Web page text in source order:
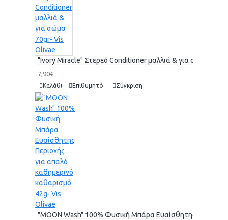
"Ivory Miracle" Στερεό Conditioner μαλλιά & για σώμα
7,90€
Καλάθι Επιθυμητό Σύγκριση
"MOON Wash" 100% Φυσική Μπάρα Ευαίσθητης